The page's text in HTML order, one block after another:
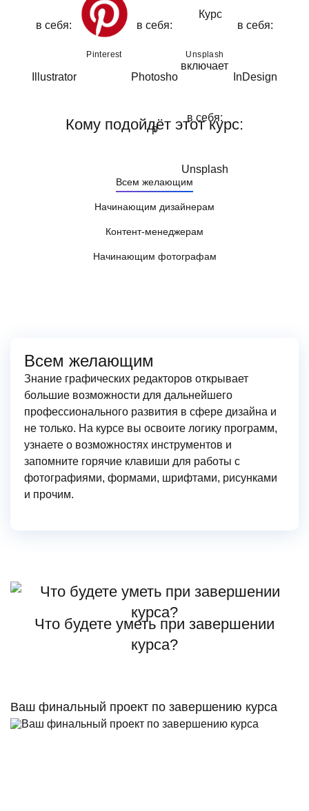
Pinterest Unsplash
Кому подойдёт этот курс:
Всем желающим
Начинающим дизайнерам
Контент-менеджерам
Начинающим фотографам
Всем желающим
Знание графических редакторов открывает
большие возможности для дальнейшего
профессионального развития в сфере дизайна и
не только. На курсе вы освоите логику программ,
узнаете о возможностях инструментов и
запомните горячие клавиши для работы с
фотографиями, формами, шрифтами, рисунками
и прочим.
Что будете уметь при завершении
курса?
Ваш финальный проект по завершению курса